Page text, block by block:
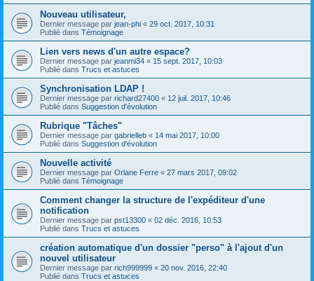
Nouveau utilisateur,
Dernier message par jean-phi « 29 oct. 2017, 10:31
Publié dans Témoignage
Lien vers news d'un autre espace?
Dernier message par jeanmi34 « 15 sept. 2017, 10:03
Publié dans Trucs et astuces
Synchronisation LDAP !
Dernier message par richard27400 « 12 juil. 2017, 10:46
Publié dans Suggestion d'évolution
Rubrique "Tâches"
Dernier message par gabrielleb « 14 mai 2017, 10:00
Publié dans Suggestion d'évolution
Nouvelle activité
Dernier message par Orlane Ferre « 27 mars 2017, 09:02
Publié dans Témoignage
Comment changer la structure de l'expéditeur d'une
notification
Dernier message par pst13300 « 02 déc. 2016, 10:53
Publié dans Trucs et astuces
création automatique d'un dossier "perso" à l'ajout d'un
nouvel utilisateur
Dernier message par rich999999 « 20 nov. 2016, 22:40
Publié dans Trucs et astuces